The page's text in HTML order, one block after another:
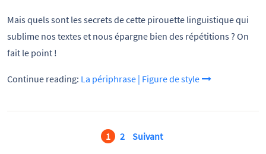
Mais quels sont les secrets de cette pirouette linguistique qui
sublime nos textes et nous épargne bien des répétitions ? On
fait le point !
Continue reading: La périphrase | Figure de style
1 2 Suivant